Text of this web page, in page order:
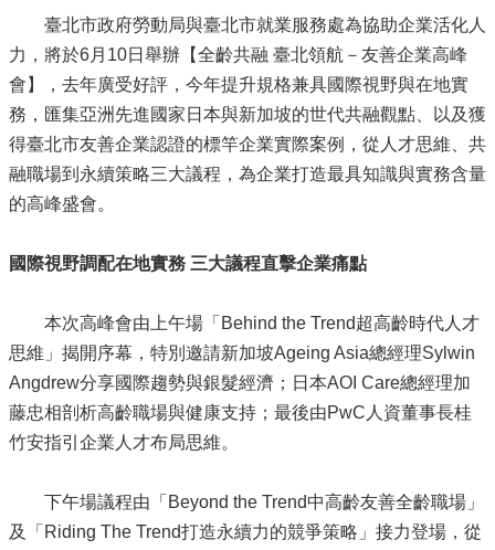
臺北市政府勞動局與臺北市就業服務處為協助企業活化人
力，將於6月10日舉辦【全齡共融 臺北領航－友善企業高峰
會】，去年廣受好評，今年提升規格兼具國際視野與在地實
務，匯集亞洲先進國家日本與新加坡的世代共融觀點、以及獲
得臺北市友善企業認證的標竿企業實際案例，從人才思維、共
融職場到永續策略三大議程，為企業打造最具知識與實務含量
的高峰盛會。
國際視野調配在地實務 三大議程直擊企業痛點
本次高峰會由上午場「Behind the Trend超高齡時代人才
思維」揭開序幕，特別邀請新加坡Ageing Asia總經理Sylwin
Angdrew分享國際趨勢與銀髮經濟；日本AOI Care總經理加
藤忠相剖析高齡職場與健康支持；最後由PwC人資董事長桂
竹安指引企業人才布局思維。
下午場議程由「Beyond the Trend中高齡友善全齡職場」
及「Riding The Trend打造永續力的競爭策略」接力登場，從